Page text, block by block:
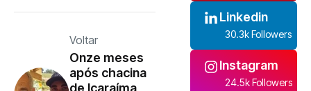
Voltar
Onze meses
após chacina
de Icaraíma,
Linkedin
30.3k Followers
Instagram
24.5k Followers